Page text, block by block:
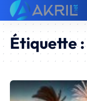
Étiquette :